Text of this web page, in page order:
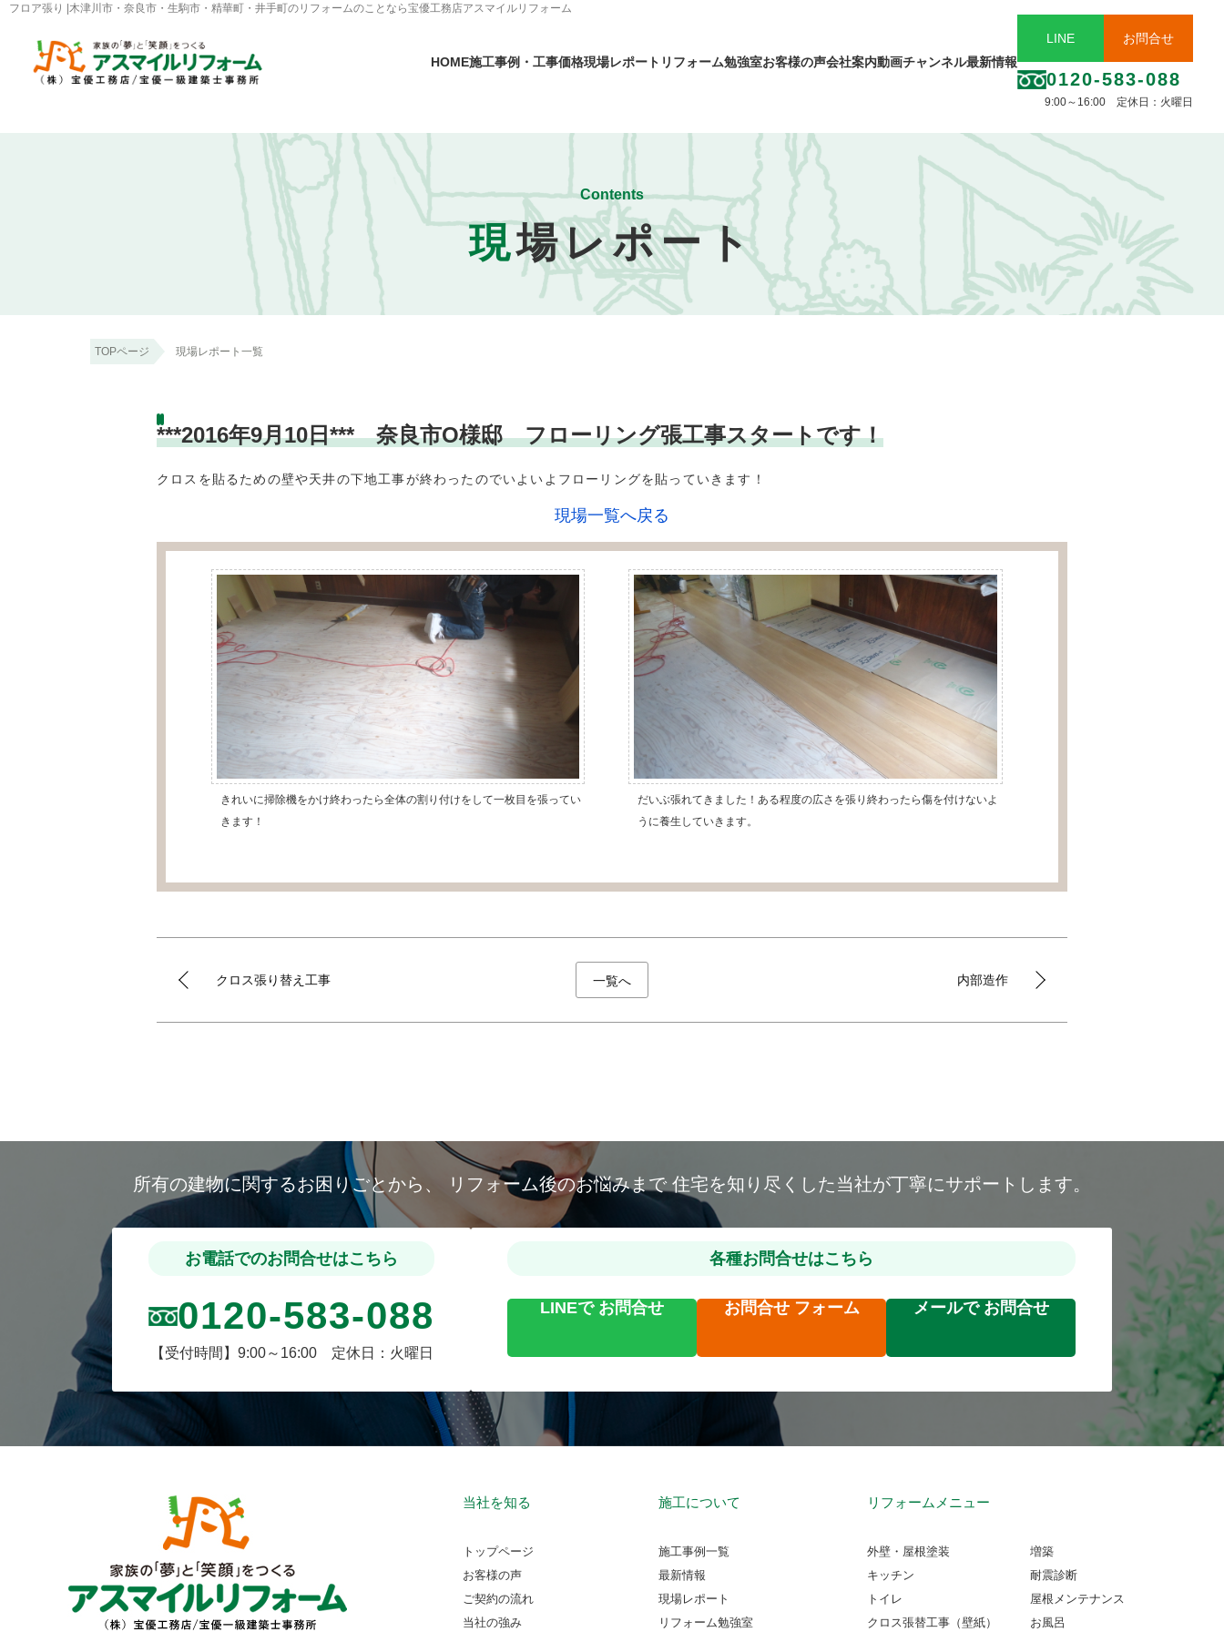
フロア張り |木津川市・奈良市・生駒市・精華町・井手町のリフォームのことなら宝優工務店アスマイルリフォーム
HOME施工事例・工事価格現場レポート リフォーム勉強室お客様の声会社案内動画チャンネル最新情報
LINE お問合せ
0120-583-088
9:00～16:00 定休日：火曜日
Contents
現場レポート
TOPページ 現場レポート一覧
***2016年9月10日*** 奈良市O様邸 フローリング張工事スタートです！
クロスを貼るための壁や天井の下地工事が終わったのでいよいよフローリングを貼っていきます！
現場一覧へ戻る
きれいに掃除機をかけ終わったら全体の割り付けをして一枚目を張ってい
きます！
だいぶ張れてきました！ある程度の広さを張り終わったら傷を付けないよ
うに養生していきます。
クロス張り替え工事 一覧へ 内部造作
所有の建物に関するお困りごとから、 リフォーム後のお悩みまで 住宅を知り尽くした当社が丁寧にサポートします。
お電話でのお問合せはこちら
0120-583-088
【受付時間】9:00～16:00 定休日：火曜日
各種お問合せはこちら
LINEで お問合せ お問合せ フォーム メールで お問合せ
当社を知る
トップページ
お客様の声
ご契約の流れ
当社の強み
施工について
施工事例一覧
最新情報
現場レポート
リフォーム勉強室
リフォームメニュー
外壁・屋根塗装
キッチン
トイレ
クロス張替工事（壁紙）
増築
耐震診断
屋根メンテナンス
お風呂